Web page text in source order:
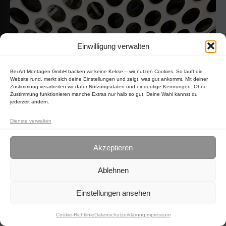
Einwilligung verwalten
Bei Art Montagen GmbH backen wir keine Kekse – wir nutzen Cookies. So läuft die
Website rund, merkt sich deine Einstellungen und zeigt, was gut ankommt. Mit deiner
Zustimmung verarbeiten wir dafür Nutzungsdaten und eindeutige Kennungen. Ohne
Zustimmung funktionieren manche Extras nur halb so gut. Deine Wahl kannst du
jederzeit ändern.
Dienste verwalten
Akzeptieren
Ablehnen
Einstellungen ansehen
Cookie-RichtlinieDatenschutzerklärungImpressum